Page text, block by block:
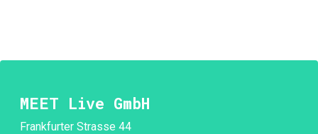
MEET Live GmbH
Frankfurter Strasse 44